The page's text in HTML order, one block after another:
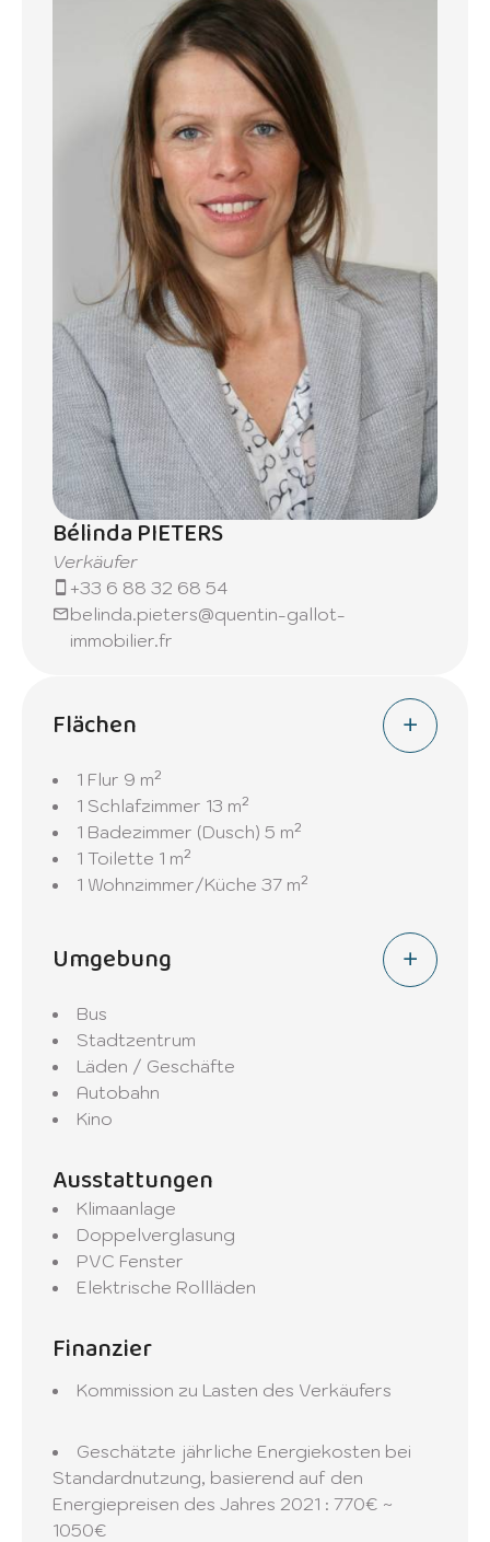
Bélinda PIETERS
Verkäufer
+33 6 88 32 68 54
belinda.pieters@quentin-gallot-
immobilier.fr
Flächen
1 Flur 9 m²
1 Schlafzimmer 13 m²
1 Badezimmer (Dusch) 5 m²
1 Toilette 1 m²
1 Wohnzimmer/Küche 37 m²
Umgebung
Bus
Stadtzentrum
Läden / Geschäfte
Autobahn
Kino
Ausstattungen
Klimaanlage
Doppelverglasung
PVC Fenster
Elektrische Rollläden
Finanzier
Kommission zu Lasten des Verkäufers
Geschätzte jährliche Energiekosten bei
Standardnutzung, basierend auf den
Energiepreisen des Jahres 2021 : 770€ ~
1050€